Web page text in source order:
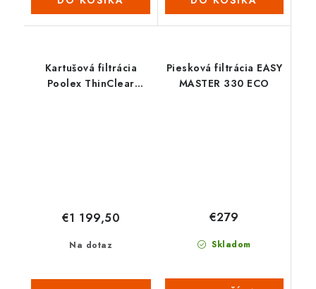
Kartušová filtrácia
Poolex ThinClear
Na dotaz
€1 199,50
Piesková filtrácia EASY
MASTER 330 ECO
Skladom
€279